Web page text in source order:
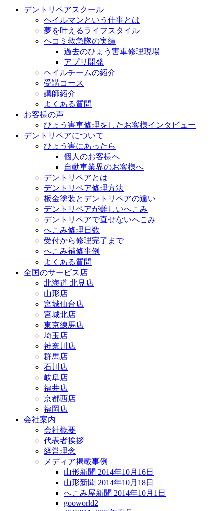
デントリペアスクール
ヘイルマンという仕事とは
夢を叶えるライフスタイル
ヘコミ救急隊の実績
過去のひょう害車修理現場
アプリ開発
ヘイルチームの紹介
受講コース
講師紹介
よくある質問
お客様の声
ひょう害車修理をしたお客様インタビュー
デントリペアについて
ひょう害にあったら
個人のお客様へ
自動車業界のお客様へ
デントリペアとは
デントリペア修理方法
板金塗装とデントリペアの違い
デントリペアが難しいへこみ
デントリペアで直せないへこみ
へこみ修理日数
受付から修理完了まで
へこみ補修事例
よくある質問
全国のサービス店
北海道 北見店
山形店
宮城仙台店
宮城北店
東京練馬店
埼玉店
神奈川店
群馬店
石川店
岐阜店
福井店
京都西店
福岡店
会社案内
会社概要
代表者挨拶
経営理念
メディア掲載事例
山形新聞 2014年10月16日
山形新聞 2014年10月18日
へこみ屋新聞 2014年10月1日
gooworld2